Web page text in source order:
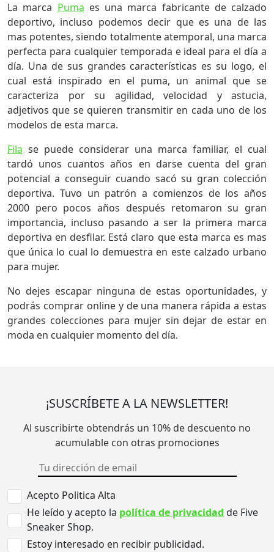
La marca Puma es una marca fabricante de calzado
deportivo, incluso podemos decir que es una de las
mas potentes, siendo totalmente atemporal, una marca
perfecta para cualquier temporada e ideal para el día a
día. Una de sus grandes características es su logo, el
cual está inspirado en el puma, un animal que se
caracteriza por su agilidad, velocidad y astucia,
adjetivos que se quieren transmitir en cada uno de los
modelos de esta marca.
Fila se puede considerar una marca familiar, el cual
tardó unos cuantos años en darse cuenta del gran
potencial a conseguir cuando sacó su gran colección
deportiva. Tuvo un patrón a comienzos de los años
2000 pero pocos años después retomaron su gran
importancia, incluso pasando a ser la primera marca
deportiva en desfilar. Está claro que esta marca es mas
que única lo cual lo demuestra en este calzado urbano
para mujer.
No dejes escapar ninguna de estas oportunidades, y
podrás comprar online y de una manera rápida a estas
grandes colecciones para mujer sin dejar de estar en
moda en cualquier momento del día.
¡SUSCRÍBETE A LA NEWSLETTER!
Al suscribirte obtendrás un 10% de descuento no
acumulable con otras promociones
Acepto Politica Alta
He leído y acepto la política de privacidad de Five
Sneaker Shop.
Estoy interesado en recibir publicidad.